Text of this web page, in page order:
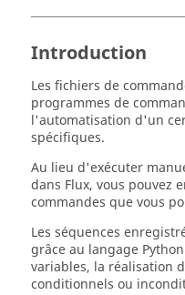
Introduction
Les fichiers de
programmes de
l'automatisation d'un
spécifiques.
Au lieu d'exécuter
dans Flux, vous pouvez
commandes que vous
Les séquences
grâce au langage
variables, la réalisation
conditionnels ou